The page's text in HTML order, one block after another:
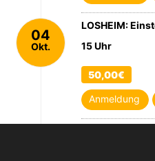
04
Okt.
LOSHEIM:
15 Uhr
50,00€
Anmeldung